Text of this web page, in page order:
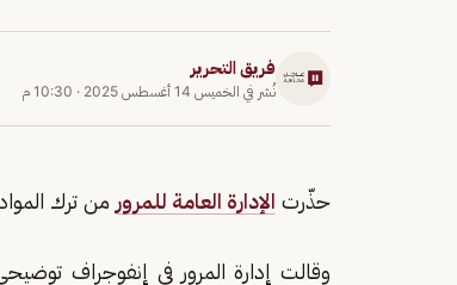
فريق التحرير
نُشر في الخميس 14 أغسطس 2025 · 10:30 م
حذّرت الإدارة العامة للمرور من ترك
وقالت إدارة المرور في إنفوجراف